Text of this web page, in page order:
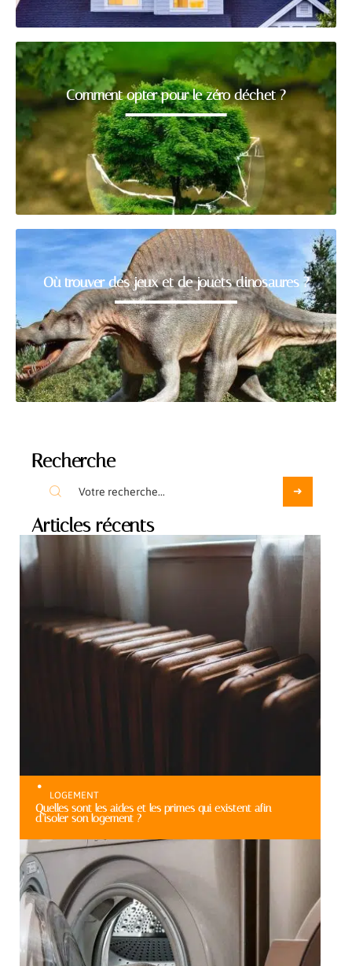
Comment opter pour le zéro déchet ?
Où trouver des jeux et de jouets dinosaures ?
Recherche
Articles récents
LOGEMENT
Quelles sont les aides et les primes qui existent afin
d’isoler son logement ?